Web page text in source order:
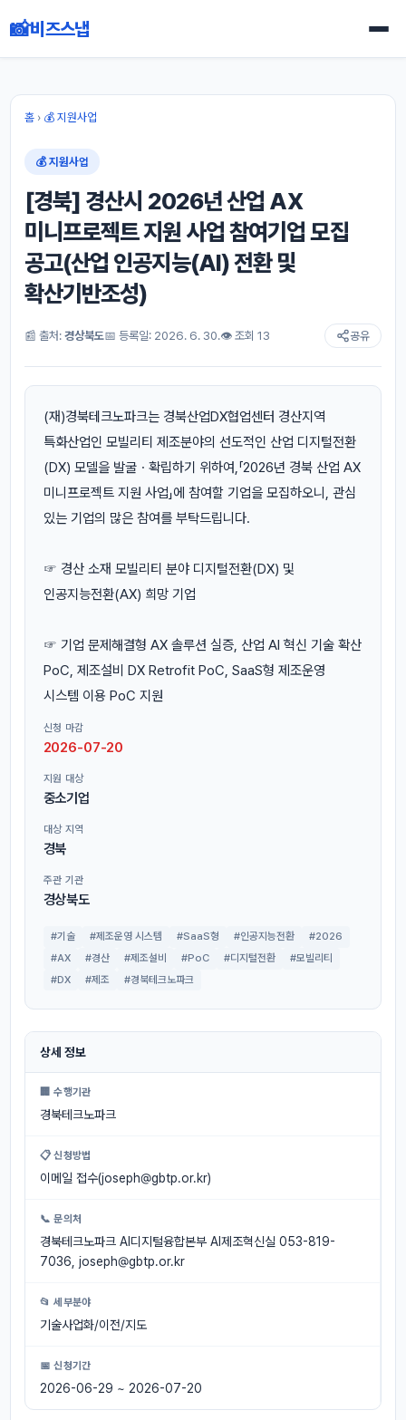
📸비즈스냅
홈› 💰 지원사업
💰 지원사업
[경북] 경산시 2026년 산업 AX
미니프로젝트 지원 사업 참여기업 모집
공고(산업 인공지능(AI) 전환 및
확산기반조성)
📰 출처: 경상북도📅 등록일: 2026. 6. 30.👁 조회 13 공유
(재)경북테크노파크는 경북산업DX협업센터 경산지역
특화산업인 모빌리티 제조분야의 선도적인 산업 디지털전환
(DX) 모델을 발굴ㆍ확립하기 위하여,「2026년 경북 산업 AX
미니프로젝트 지원 사업」에 참여할 기업을 모집하오니, 관심
있는 기업의 많은 참여를 부탁드립니다.
☞ 경산 소재 모빌리티 분야 디지털전환(DX) 및
인공지능전환(AX) 희망 기업
☞ 기업 문제해결형 AX 솔루션 실증, 산업 AI 혁신 기술 확산
PoC, 제조설비 DX Retrofit PoC, SaaS형 제조운영
시스템 이용 PoC 지원
신청 마감
2026-07-20
지원 대상
중소기업
대상 지역
경북
주관 기관
경상북도
#기술 #제조운영 시스템 #SaaS형 #인공지능전환
#2026
#AX
#경산 #제조설비 #PoC #디지털전환
#모빌리티
#DX
#제조 #경북테크노파크
상세 정보
🏢 수행기관
경북테크노파크
📋 신청방법
이메일 접수(joseph@gbtp.or.kr)
📞 문의처
경북테크노파크 AI디지털융합본부 AI제조혁신실 053-819-
7036, joseph@gbtp.or.kr
📂 세부분야
기술사업화/이전/지도
📅 신청기간
2026-06-29 ~ 2026-07-20